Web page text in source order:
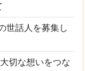
世話人を募集し
切な想いをつな